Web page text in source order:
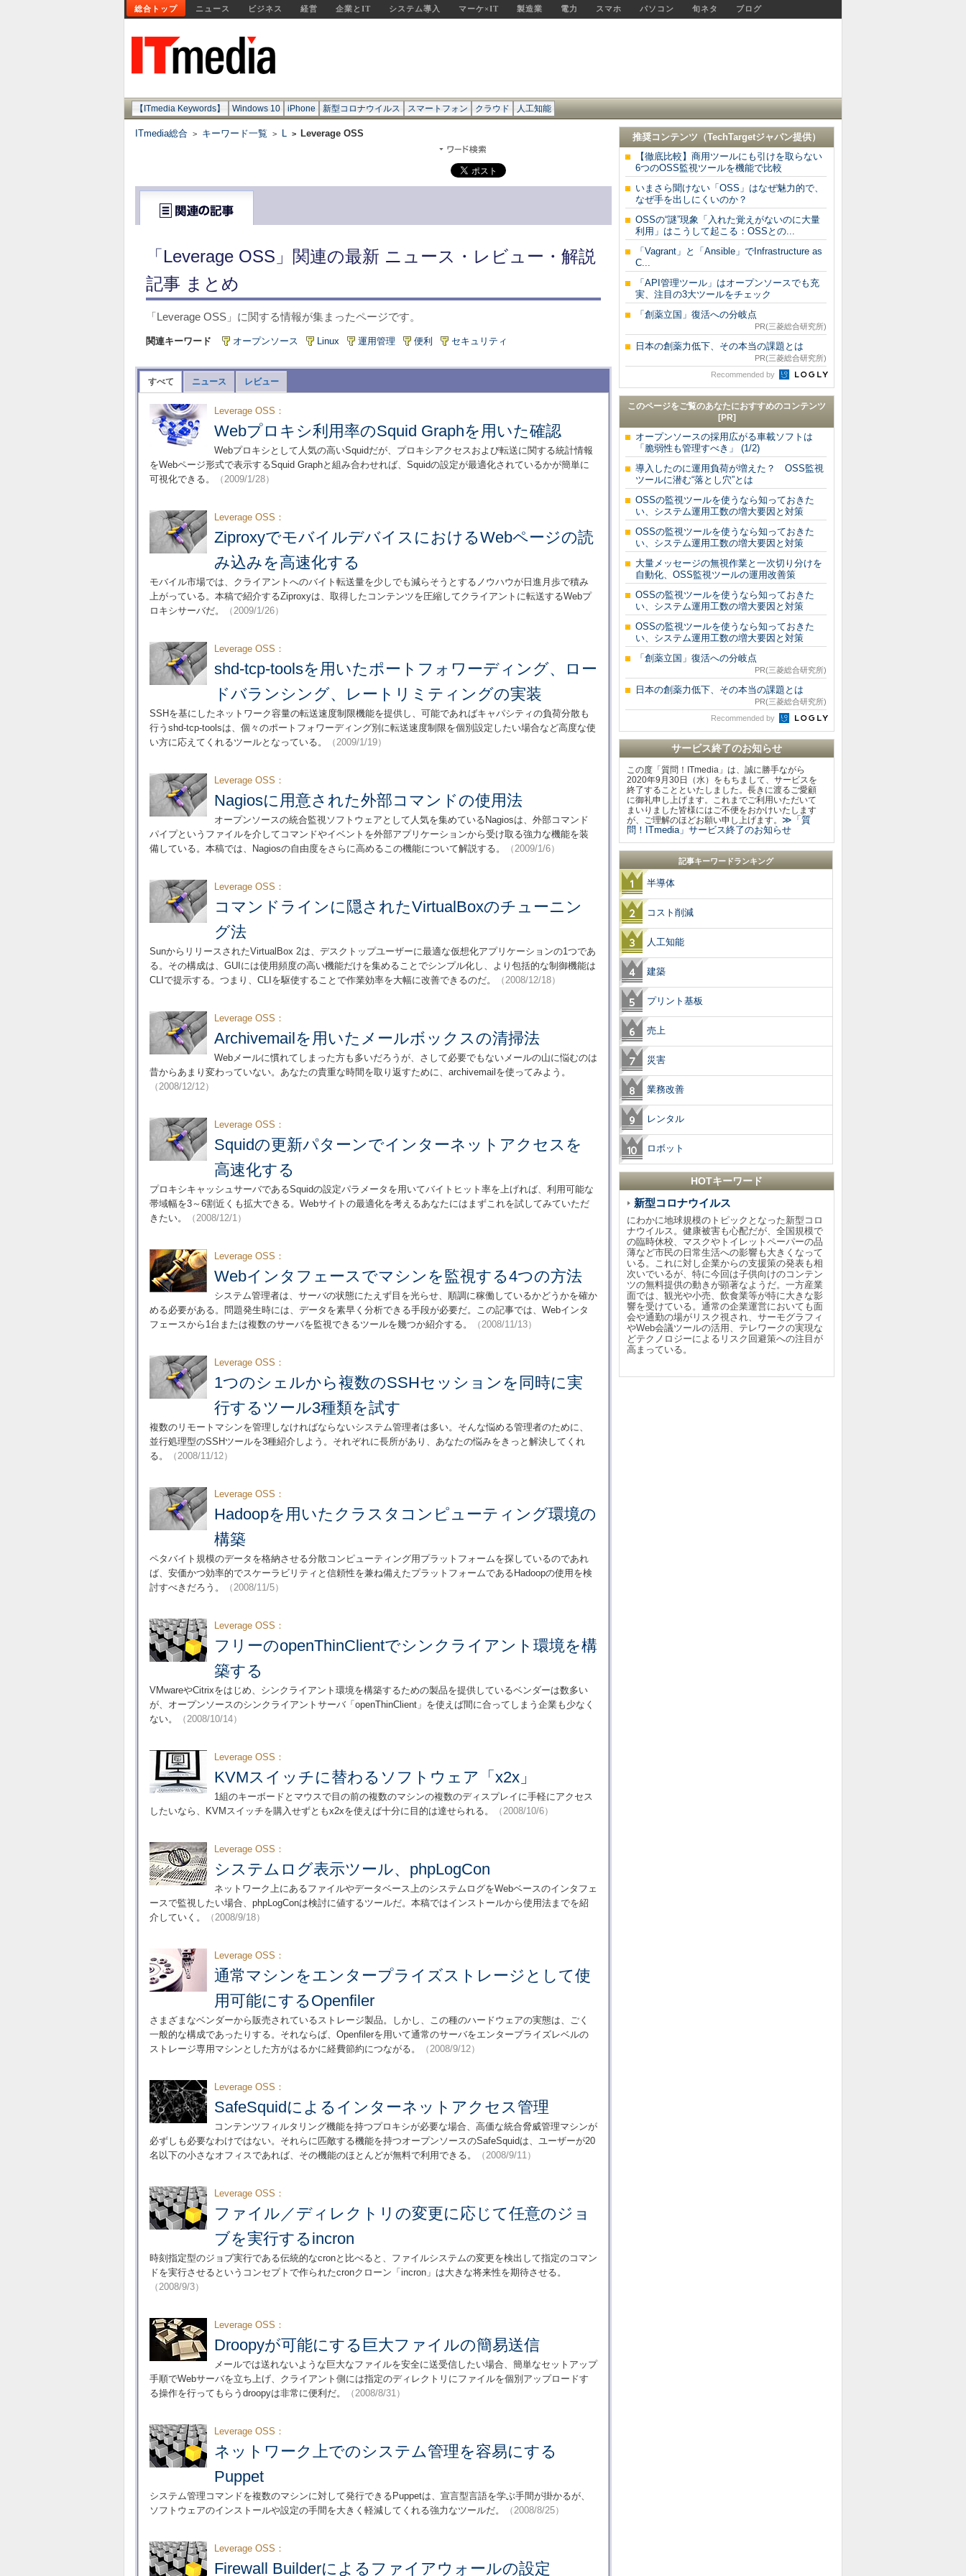
総合トップ ニュース ビジネス 経営 企業とIT システム導入 マーケ×IT 製造業 電力 スマホ パソコン 旬ネタ ブログ
【ITmedia Keywords】 Windows 10 iPhone 新型コロナウイルス スマートフォン クラウド 人工知能
ITmedia総合 > キーワード一覧 > L > Leverage OSS
「Leverage OSS」関連の最新 ニュース・レビュー・解説
記事 まとめ
「Leverage OSS」に関する情報が集まったページです。
関連キーワード オープンソース Linux 運用管理 便利 セキュリティ
すべて ニュース レビュー
Leverage OSS：
Webプロキシ利用率のSquid Graphを用いた確認
Webプロキシとして人気の高いSquidだが、プロキシアクセスおよび転送に関する統計情報
をWebページ形式で表示するSquid Graphと組み合わせれば、Squidの設定が最適化されているかが簡単に
可視化できる。
（2009/1/28）
Leverage OSS：
ZiproxyでモバイルデバイスにおけるWebページの読
み込みを高速化する
モバイル市場では、クライアントへのバイト転送量を少しでも減らそうとするノウハウが日進月歩で積み
上がっている。本稿で紹介するZiproxyは、取得したコンテンツを圧縮してクライアントに転送するWebプ
ロキシサーバだ。
（2009/1/26）
Leverage OSS：
shd-tcp-toolsを用いたポートフォワーディング、ロー
ドバランシング、レートリミティングの実装
SSHを基にしたネットワーク容量の転送速度制限機能を提供し、可能であればキャパシティの負荷分散も
行うshd-tcp-toolsは、個々のポートフォワーディング別に転送速度制限を個別設定したい場合など高度な使
い方に応えてくれるツールとなっている。
（2009/1/19）
Leverage OSS：
Nagiosに用意された外部コマンドの使用法
オープンソースの統合監視ソフトウェアとして人気を集めているNagiosは、外部コマンド
パイプというファイルを介してコマンドやイベントを外部アプリケーションから受け取る強力な機能を装
備している。本稿では、Nagiosの自由度をさらに高めるこの機能について解説する。
（2009/1/6）
Leverage OSS：
コマンドラインに隠されたVirtualBoxのチューニン
グ法
SunからリリースされたVirtualBox 2は、デスクトップユーザーに最適な仮想化アプリケーションの1つであ
る。その構成は、GUIには使用頻度の高い機能だけを集めることでシンプル化し、より包括的な制御機能は
CLIで提示する。つまり、CLIを駆使することで作業効率を大幅に改善できるのだ。
（2008/12/18）
Leverage OSS：
Archivemailを用いたメールボックスの清掃法
Webメールに慣れてしまった方も多いだろうが、さして必要でもないメールの山に悩むのは
昔からあまり変わっていない。あなたの貴重な時間を取り返すために、archivemailを使ってみよう。
（2008/12/12）
Leverage OSS：
Squidの更新パターンでインターネットアクセスを
高速化する
プロキシキャッシュサーバであるSquidの設定パラメータを用いてバイトヒット率を上げれば、利用可能な
帯域幅を3～6割近くも拡大できる。Webサイトの最適化を考えるあなたにはまずこれを試してみていただ
きたい。
（2008/12/1）
Leverage OSS：
Webインタフェースでマシンを監視する4つの方法
システム管理者は、サーバの状態にたえず目を光らせ、順調に稼働しているかどうかを確か
める必要がある。問題発生時には、データを素早く分析できる手段が必要だ。この記事では、Webインタ
フェースから1台または複数のサーバを監視できるツールを幾つか紹介する。
（2008/11/13）
Leverage OSS：
1つのシェルから複数のSSHセッションを同時に実
行するツール3種類を試す
複数のリモートマシンを管理しなければならないシステム管理者は多い。そんな悩める管理者のために、
並行処理型のSSHツールを3種紹介しよう。それぞれに長所があり、あなたの悩みをきっと解決してくれ
る。
（2008/11/12）
Leverage OSS：
Hadoopを用いたクラスタコンピューティング環境の
構築
ペタバイト規模のデータを格納させる分散コンピューティング用プラットフォームを探しているのであれ
ば、安価かつ効率的でスケーラビリティと信頼性を兼ね備えたプラットフォームであるHadoopの使用を検
討すべきだろう。
（2008/11/5）
Leverage OSS：
フリーのopenThinClientでシンクライアント環境を構
築する
VMwareやCitrixをはじめ、シンクライアント環境を構築するための製品を提供しているベンダーは数多い
が、オープンソースのシンクライアントサーバ「openThinClient」を使えば間に合ってしまう企業も少なく
ない。
（2008/10/14）
Leverage OSS：
KVMスイッチに替わるソフトウェア「x2x」
1組のキーボードとマウスで目の前の複数のマシンの複数のディスプレイに手軽にアクセス
したいなら、KVMスイッチを購入せずともx2xを使えば十分に目的は達せられる。
（2008/10/6）
Leverage OSS：
システムログ表示ツール、phpLogCon
ネットワーク上にあるファイルやデータベース上のシステムログをWebベースのインタフェ
ースで監視したい場合、phpLogConは検討に値するツールだ。本稿ではインストールから使用法までを紹
介していく。
（2008/9/18）
Leverage OSS：
通常マシンをエンタープライズストレージとして使
用可能にするOpenfiler
さまざまなベンダーから販売されているストレージ製品。しかし、この種のハードウェアの実態は、ごく
一般的な構成であったりする。それならば、Openfilerを用いて通常のサーバをエンタープライズレベルの
ストレージ専用マシンとした方がはるかに経費節約につながる。
（2008/9/12）
Leverage OSS：
SafeSquidによるインターネットアクセス管理
コンテンツフィルタリング機能を持つプロキシが必要な場合、高価な統合脅威管理マシンが
必ずしも必要なわけではない。それらに匹敵する機能を持つオープンソースのSafeSquidは、ユーザーが20
名以下の小さなオフィスであれば、その機能のほとんどが無料で利用できる。
（2008/9/11）
Leverage OSS：
ファイル／ディレクトリの変更に応じて任意のジョ
ブを実行するincron
時刻指定型のジョブ実行である伝統的なcronと比べると、ファイルシステムの変更を検出して指定のコマン
ドを実行させるというコンセプトで作られたcronクローン「incron」は大きな将来性を期待させる。
（2008/9/3）
Leverage OSS：
Droopyが可能にする巨大ファイルの簡易送信
メールでは送れないような巨大なファイルを安全に送受信したい場合、簡単なセットアップ
手順でWebサーバを立ち上げ、クライアント側には指定のディレクトリにファイルを個別アップロードす
る操作を行ってもらうdroopyは非常に便利だ。
（2008/8/31）
Leverage OSS：
ネットワーク上でのシステム管理を容易にする
Puppet
システム管理コマンドを複数のマシンに対して発行できるPuppetは、宣言型言語を学ぶ手間が掛かるが、
ソフトウェアのインストールや設定の手間を大きく軽減してくれる強力なツールだ。
（2008/8/25）
Leverage OSS：
Firewall Builderによるファイアウォールの設定
推奨コンテンツ（TechTargetジャパン提供）
【徹底比較】商用ツールにも引けを取らない
6つのOSS監視ツールを機能で比較
いまさら聞けない「OSS」はなぜ魅力的で、
なぜ手を出しにくいのか？
OSSの“謎”現象「入れた覚えがないのに大量
利用」はこうして起こる：OSSとの...
「Vagrant」と「Ansible」でInfrastructure as
C...
「API管理ツール」はオープンソースでも充
実、注目の3大ツールをチェック
「創薬立国」復活への分岐点
PR(三菱総合研究所)
日本の創薬力低下、その本当の課題とは
PR(三菱総合研究所)
Recommended by
このページをご覧のあなたにおすすめのコンテンツ
[PR]
オープンソースの採用広がる車載ソフトは
「脆弱性も管理すべき」 (1/2)
導入したのに運用負荷が増えた？ OSS監視
ツールに潜む“落とし穴”とは
OSSの監視ツールを使うなら知っておきた
い、システム運用工数の増大要因と対策
OSSの監視ツールを使うなら知っておきた
い、システム運用工数の増大要因と対策
大量メッセージの無視作業と一次切り分けを
自動化、OSS監視ツールの運用改善策
OSSの監視ツールを使うなら知っておきた
い、システム運用工数の増大要因と対策
OSSの監視ツールを使うなら知っておきた
い、システム運用工数の増大要因と対策
「創薬立国」復活への分岐点
PR(三菱総合研究所)
日本の創薬力低下、その本当の課題とは
PR(三菱総合研究所)
Recommended by
サービス終了のお知らせ
この度「質問！ITmedia」は、誠に勝手ながら
2020年9月30日（水）をもちまして、サービスを
終了することといたしました。長きに渡るご愛顧
に御礼申し上げます。これまでご利用いただいて
まいりました皆様にはご不便をおかけいたします
が、ご理解のほどお願い申し上げます。 ≫「質
問！ITmedia」サービス終了のお知らせ
記事キーワードランキング
半導体
コスト削減
人工知能
建築
プリント基板
売上
災害
業務改善
レンタル
ロボット
HOTキーワード
新型コロナウイルス
にわかに地球規模のトピックとなった新型コロ
ナウイルス。健康被害も心配だが、全国規模で
の臨時休校、マスクやトイレットペーパーの品
薄など市民の日常生活への影響も大きくなって
いる。これに対し企業からの支援策の発表も相
次いでいるが、特に今回は子供向けのコンテン
ツの無料提供の動きが顕著なようだ。一方産業
面では、観光や小売、飲食業等が特に大きな影
響を受けている。通常の企業運営においても面
会や通勤の場がリスク視され、サーモグラフィ
やWeb会議ツールの活用、テレワークの実現な
どテクノロジーによるリスク回避策への注目が
高まっている。